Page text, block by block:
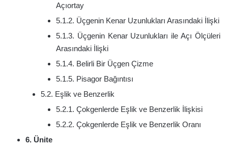
Açıortay
5.1.2. Üçgenin Kenar Uzunlukları Arasındaki İlişki
5.1.3. Üçgenin Kenar Uzunlukları ile Açı Ölçüleri
Arasındaki İlişki
5.1.4. Belirli Bir Üçgen Çizme
5.1.5. Pisagor Bağıntısı
5.2. Eşlik ve Benzerlik
5.2.1. Çokgenlerde Eşlik ve Benzerlik İlişkisi
5.2.2. Çokgenlerde Eşlik ve Benzerlik Oranı
6. Ünite